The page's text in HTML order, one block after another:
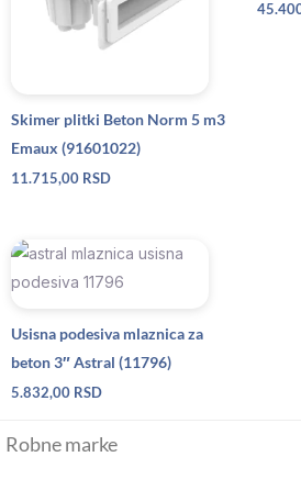
Skimer plitki Beton Norm 5 m3
Emaux (91601022)
11.715,00 RSD
Usisna podesiva mlaznica za
beton 3″ Astral (11796)
5.832,00 RSD
Robne marke